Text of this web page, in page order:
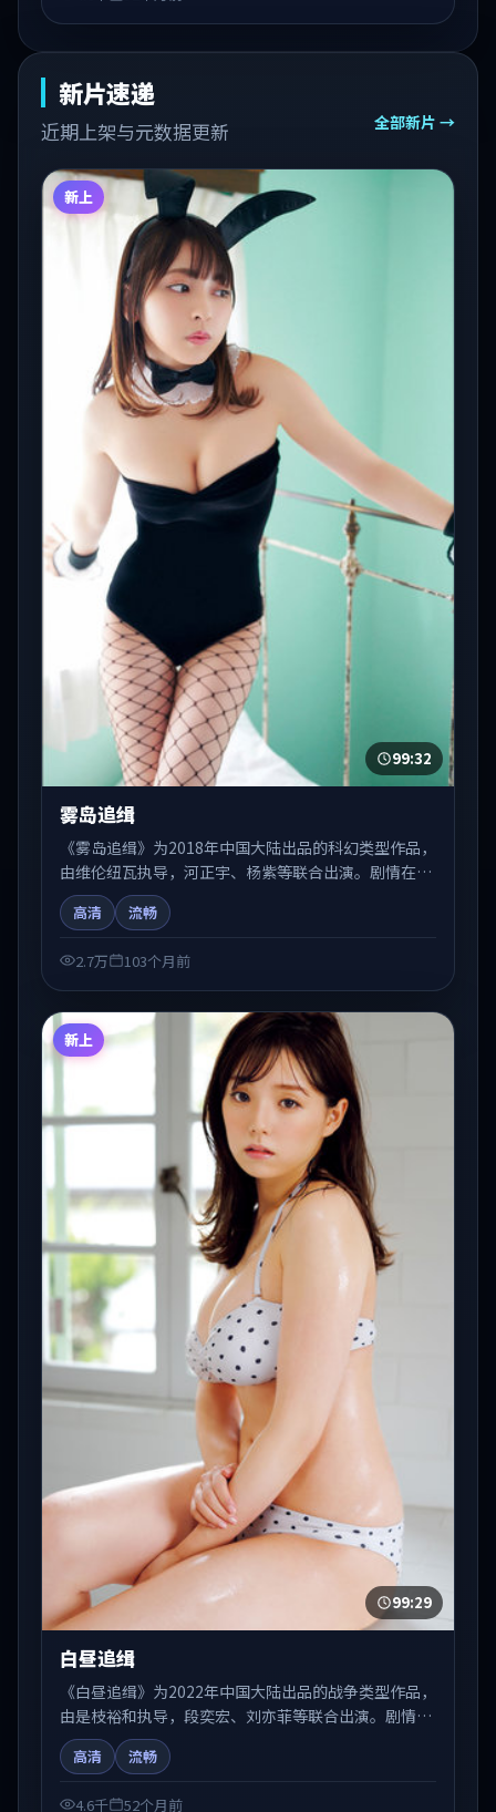
新片速递
近期上架与元数据更新 全部新片 →
新上
99:32
雾岛追缉
《雾岛追缉》为2018年中国大陆出品的科幻类型作品，
由维伦纽瓦执导，河正宇、杨紫等联合出演。剧情在人
物弧光与节奏推进中展开，兼具叙事张力与视听质感。
适合关注国产在线观看、热播国产剧与院线佳片的观众
高清 流畅
2.7万 103个月前
新上
99:29
白昼追缉
《白昼追缉》为2022年中国大陆出品的战争类型作品，
由是枝裕和执导，段奕宏、刘亦菲等联合出演。剧情在
人物弧光与节奏推进中展开，兼具叙事张力与视听质
感。适合关注国产在线观看、热播国产剧与院线佳片的
高清 流畅
4.6千 52个月前